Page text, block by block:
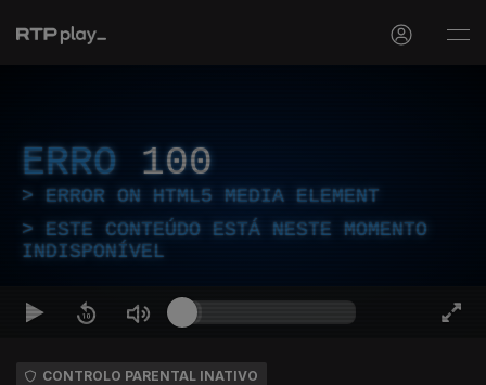
ERRO 100
ERROR ON HTML5 MEDIA ELEMENT
ESTE CONTEÚDO ESTÁ NESTE MOMENTO
INDISPONÍVEL
CONTROLO PARENTAL INATIVO